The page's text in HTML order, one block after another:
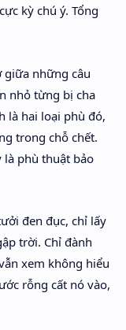
kỳ chú ý. Tổng
giữa những câu
nhỏ từng bị cha
là hai loại phù đó,
trong chỗ chết.
là phù thuật bảo
đen đục, chỉ lấy
trời. Chỉ đành
xem không hiểu
rỗng cất nó vào,